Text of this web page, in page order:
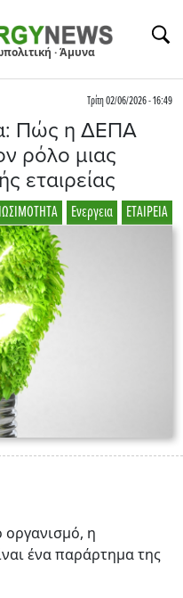
· Άμυνα
Τρίτη 02/06/2026 - 16:49
Πώς η ΔΕΠΑ
ρόλο μιας
εταιρείας
ΕΤΑΙΡΕΙΑ
Ενεργεια
οργανισμό, η
ένα παράρτημα της